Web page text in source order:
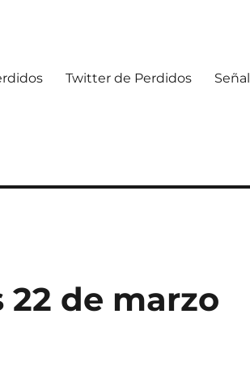
Twitter de Perdidos
de marzo